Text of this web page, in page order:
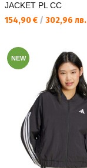
JACKET PL CC
Текуща цена:
154,90 € / 302,96 лв.
NEW